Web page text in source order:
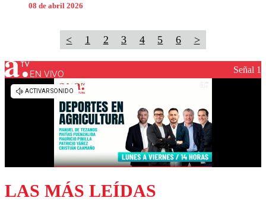
08 de abril 2026
< 1 2 3 4 5 6 >
EN VIVO Señal 1
LAS MÁS LEÍDAS